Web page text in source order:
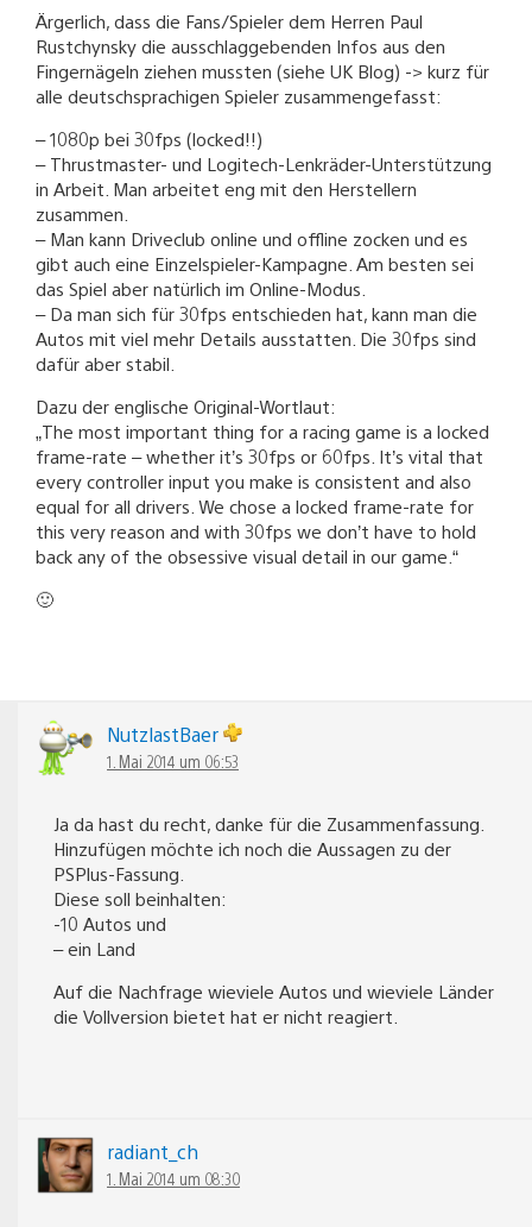
Ärgerlich, dass die Fans/Spieler dem Herren Paul
Rustchynsky die ausschlaggebenden Infos aus den
Fingernägeln ziehen mussten (siehe UK Blog) -> kurz für
alle deutschsprachigen Spieler zusammengefasst:
– 1080p bei 30fps (locked!!)
– Thrustmaster- und Logitech-Lenkräder-Unterstützung
in Arbeit. Man arbeitet eng mit den Herstellern
zusammen.
– Man kann Driveclub online und offline zocken und es
gibt auch eine Einzelspieler-Kampagne. Am besten sei
das Spiel aber natürlich im Online-Modus.
– Da man sich für 30fps entschieden hat, kann man die
Autos mit viel mehr Details ausstatten. Die 30fps sind
dafür aber stabil.
Dazu der englische Original-Wortlaut:
„The most important thing for a racing game is a locked
frame-rate – whether it’s 30fps or 60fps. It’s vital that
every controller input you make is consistent and also
equal for all drivers. We chose a locked frame-rate for
this very reason and with 30fps we don’t have to hold
back any of the obsessive visual detail in our game.“
🙂
NutzlastBaer
1. Mai 2014 um 06:53
Ja da hast du recht, danke für die Zusammenfassung.
Hinzufügen möchte ich noch die Aussagen zu der
PSPlus-Fassung.
Diese soll beinhalten:
-10 Autos und
– ein Land
Auf die Nachfrage wieviele Autos und wieviele Länder
die Vollversion bietet hat er nicht reagiert.
radiant_ch
1. Mai 2014 um 08:30